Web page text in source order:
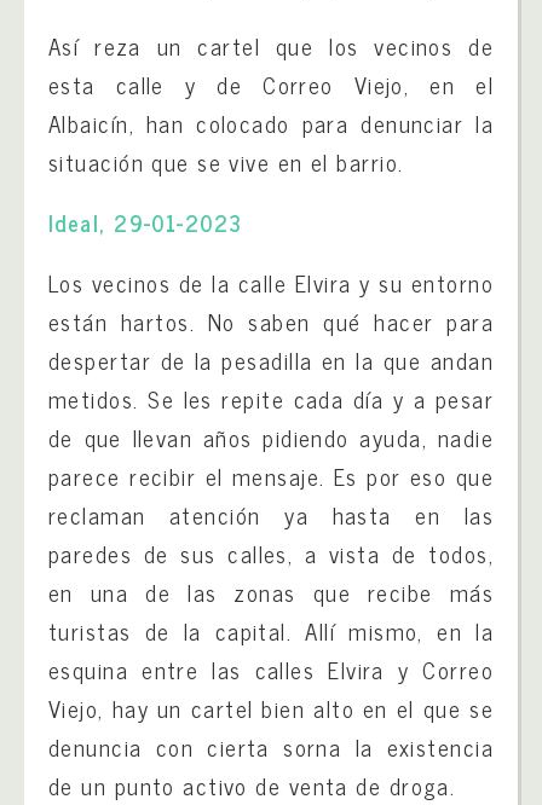
Así reza un cartel que los vecinos de
esta calle y de Correo Viejo, en el
Albaicín, han colocado para denunciar la
situación que se vive en el barrio.
Ideal, 29-01-2023
Los vecinos de la calle Elvira y su entorno
están hartos. No saben qué hacer para
despertar de la pesadilla en la que andan
metidos. Se les repite cada día y a pesar
de que llevan años pidiendo ayuda, nadie
parece recibir el mensaje. Es por eso que
reclaman atención ya hasta en las
paredes de sus calles, a vista de todos,
en una de las zonas que recibe más
turistas de la capital. Allí mismo, en la
esquina entre las calles Elvira y Correo
Viejo, hay un cartel bien alto en el que se
denuncia con cierta sorna la existencia
de un punto activo de venta de droga.